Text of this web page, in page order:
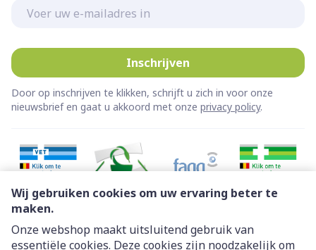
Wij gebruiken cookies om uw ervaring beter te
maken.
Onze webshop maakt uitsluitend gebruik van
essentiële cookies. Deze cookies zijn noodzakelijk om
Inschrijven
Door op inschrijven te klikken, schrijft u zich in voor onze
nieuwsbrief en gaat u akkoord met onze privacy policy.